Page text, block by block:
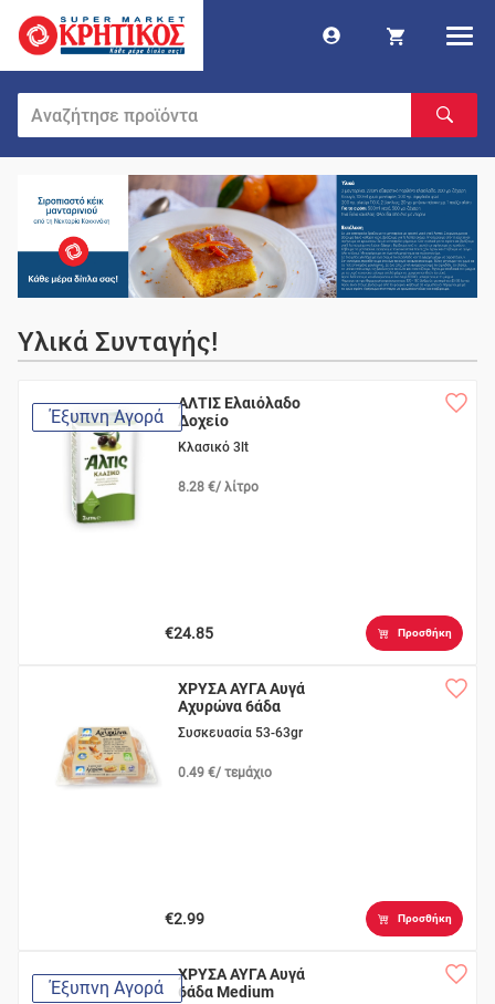
Υλικά Συνταγής!
Έξυπνη Αγορά
ΑΛΤΙΣ Ελαιόλαδο
Δοχείο
Κλασικό 3lt
8.28 €/ λίτρο
€24.85 Προσθήκη
ΧΡΥΣΑ ΑΥΓΑ Aυγά
Αχυρώνα 6άδα
Medium
Συσκευασία 53-63gr
0.49 €/ τεμάχιο
€2.99 Προσθήκη
Έξυπνη Αγορά
ΧΡΥΣΑ ΑΥΓΑ Αυγά
6άδα Medium